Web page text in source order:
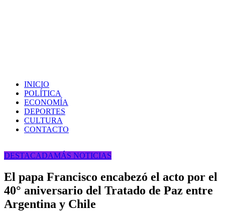
INICIO
POLÍTICA
ECONOMÍA
DEPORTES
CULTURA
CONTACTO
DESTACADAMÁS NOTICIAS
El papa Francisco encabezó el acto por el
40° aniversario del Tratado de Paz entre
Argentina y Chile